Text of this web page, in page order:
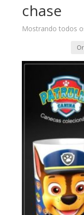
chase
Mostrando todos